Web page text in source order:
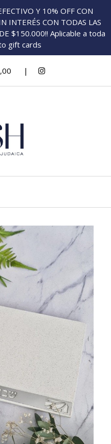
Y 10% OFF CON
INTERÉS CON TODAS LAS
$150.000!! Aplicable a toda
gift cards